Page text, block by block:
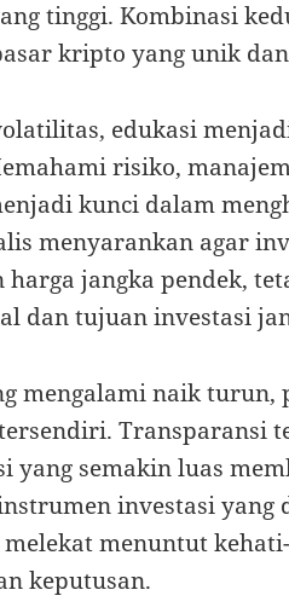
tinggi. Kombinasi
kripto yang unik
edukasi
risiko,
kunci dalam
menyarankan agar
harga jangka pendek,
dan tujuan investasi
mengalami naik
Transparansi
yang semakin luas
investasi
menuntut
keputusan.